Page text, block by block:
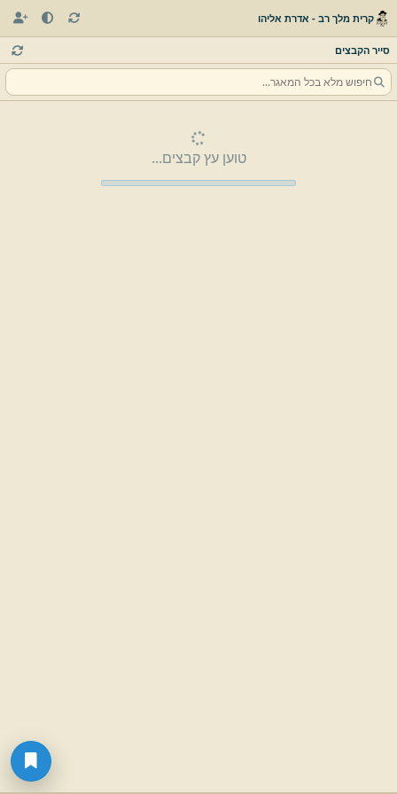
קרית מלך רב - אדרת אליהו
סייר הקבצים
טוען עץ קבצים...